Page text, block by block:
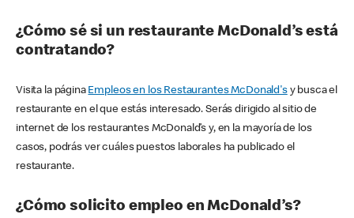
¿Cómo sé si un restaurante McDonald’s está
contratando?
Visita la página Empleos en los Restaurantes McDonald'sy busca el
restaurante en el que estás interesado. Serás dirigido al sitio de
internet de los restaurantes McDonald’s y, en la mayoría de los
casos, podrás ver cuáles puestos laborales ha publicado el
restaurante.
¿Cómo solicito empleo en McDonald’s?